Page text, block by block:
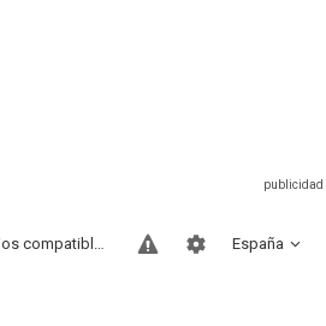
España
Sitios compatibles